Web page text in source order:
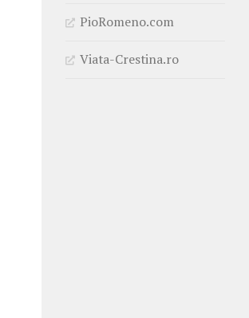
PioRomeno.com
Viata-Crestina.ro